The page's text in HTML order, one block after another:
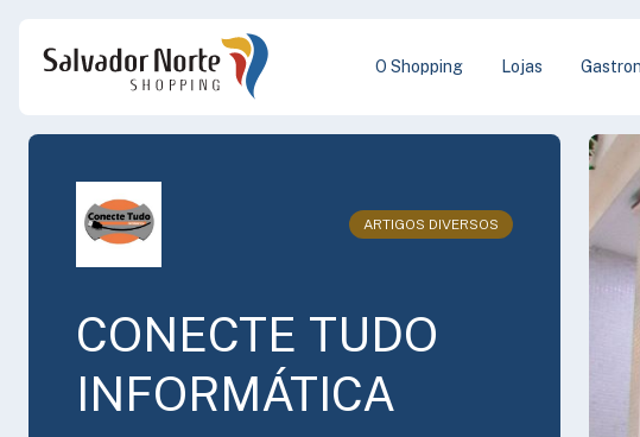
O Shopping Lojas
ARTIGOS DIVERSOS
CONECTE TUDO
INFORMÁTICA